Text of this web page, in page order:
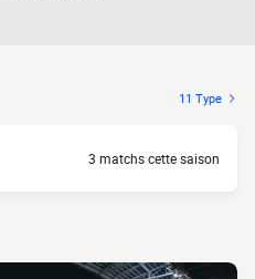
11 Type
3 matchs cette saison